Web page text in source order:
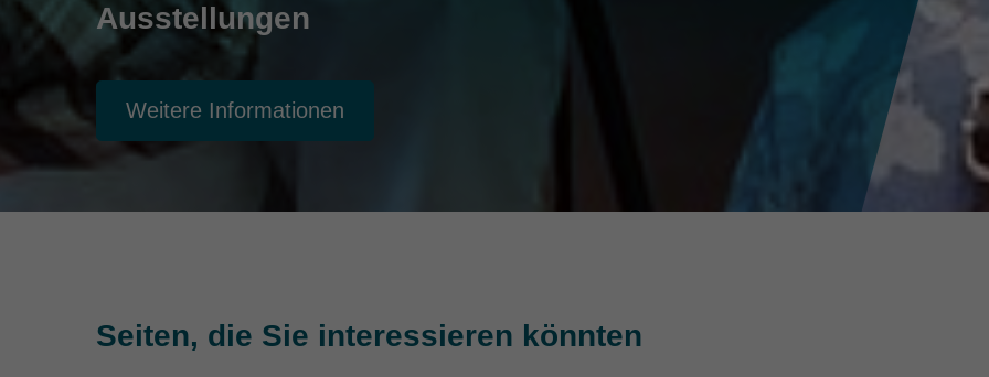
Ausstellungen
Weitere Informationen
Seiten, die Sie interessieren könnten